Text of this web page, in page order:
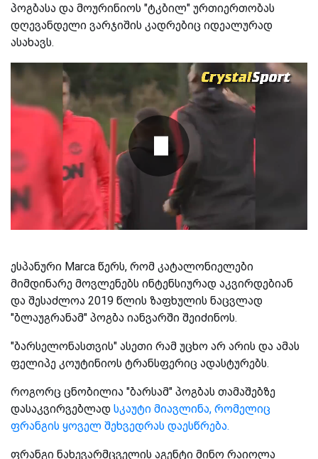
პოგბასა და მოურინიოს "ტკბილ" ურთიერთობას
დღევანდელი ვარჯიშის კადრებიც იდეალურად
ასახავს.
ესპანური Marca წერს, რომ კატალონიელები
მიმდინარე მოვლენებს ინტენსიურად აკვირდებიან
და შესაძლოა 2019 წლის ზაფხულის ნაცვლად
"ბლაუგრანამ" პოგბა იანვარში შეიძინოს.
"ბარსელონასთვის" ასეთი რამ უცხო არ არის და ამას
ფელიპე კოუტინიოს ტრანსფერიც ადასტურებს.
როგორც ცნობილია "ბარსამ" პოგბას თამაშებზე
დასაკვირვებლად სკაუტი მიავლინა, რომელიც
ფრანგის ყოველ შეხვედრას დაესწრება.
ფრანგი ნახევარმცველის აგენტი მინო რაიოლა